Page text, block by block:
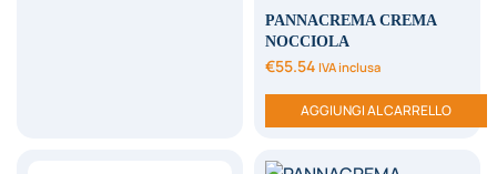
PANNACREMA CREMA
NOCCIOLA
€55.54 IVA inclusa
AGGIUNGI AL CARRELLO